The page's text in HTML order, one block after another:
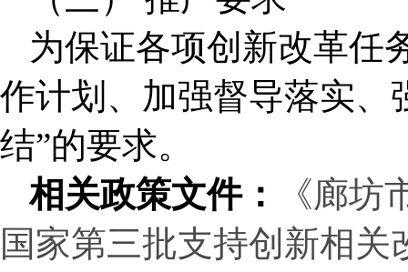
为保证各项创新改革任
作计划、加强督导落实、
结”的要求。
相关政策文件：
《廊
国家第三批支持创新相